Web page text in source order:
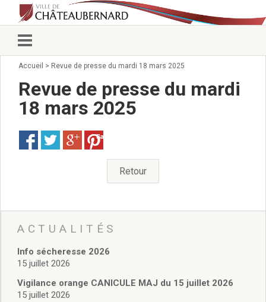
Vie municipale
Conseillers municipaux
Commissions 2026
Arrêtés du Maire
Services municipaux
Pour venir nous voir
administratives
Services Techniques
Affaires Scolaires
Vie associative
Police Municipale/règlementation
Cimetière/réglementation funéraire
Accueil > Revue de presse du mardi 18 mars 2025
Revue de presse du mardi
18 mars 2025
Save
Retour
ACTUALITÉS
Info sécheresse 2026
15 juillet 2026
Vigilance orange CANICULE MAJ du 15 juillet 2026
15 juillet 2026